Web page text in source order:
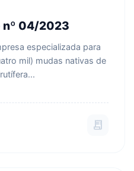
nº 04/2023
especializada para
mil) mudas nativas de
receipt_long